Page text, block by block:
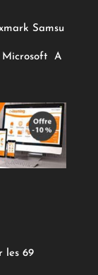
Samsu
Microsoft
A
les 69